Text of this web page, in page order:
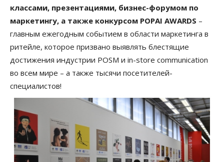
классами, презентациями, бизнес-форумом по
маркетингу, а также конкурсом POPAI AWARDS –
главным ежегодным событием в области маркетинга в
ритейле, которое призвано выявлять блестящие
достижения индустрии POSM и in-store communication
во всем мире – а также тысячи посетителей-
специалистов!